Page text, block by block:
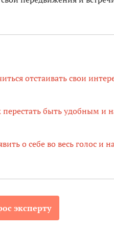
отстаивать свои
быть удобным и
о себе во весь голос и
эксперту